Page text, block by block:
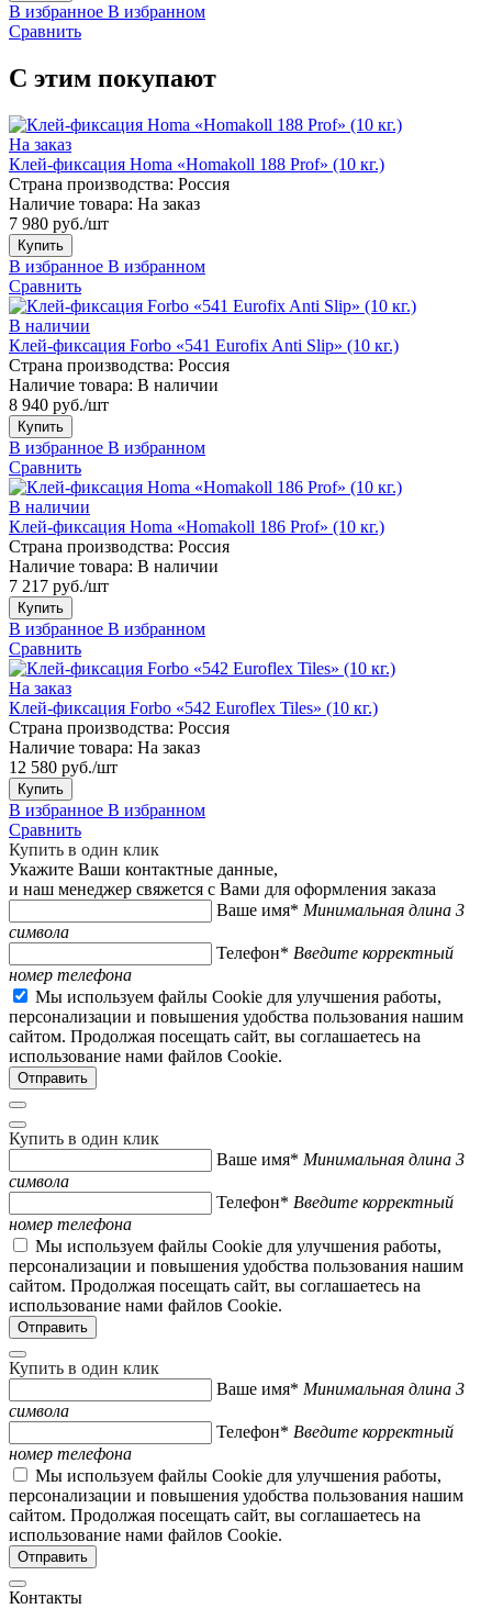
В избранное В избранном
Сравнить
С этим покупают
На заказ
Клей-фиксация Homa «Homakoll 188 Prof» (10 кг.)
Страна производства: Россия
Наличие товара: На заказ
7 980 руб./шт
Купить
В избранное В избранном
Сравнить
В наличии
Клей-фиксация Forbo «541 Eurofix Anti Slip» (10 кг.)
Страна производства: Россия
Наличие товара: В наличии
8 940 руб./шт
Купить
В избранное В избранном
Сравнить
В наличии
Клей-фиксация Homa «Homakoll 186 Prof» (10 кг.)
Страна производства: Россия
Наличие товара: В наличии
7 217 руб./шт
Купить
В избранное В избранном
Сравнить
На заказ
Клей-фиксация Forbo «542 Euroflex Tiles» (10 кг.)
Страна производства: Россия
Наличие товара: На заказ
12 580 руб./шт
Купить
В избранное В избранном
Сравнить
Купить в один клик
Укажите Ваши контактные данные,
и наш менеджер свяжется с Вами для оформления заказа
Ваше имя* Минимальная длина 3
символа
Телефон* Введите корректный
номер телефона
Мы используем файлы Cookie для улучшения работы,
персонализации и повышения удобства пользования нашим
сайтом. Продолжая посещать сайт, вы соглашаетесь на
использование нами файлов Cookie.
Купить в один клик
Ваше имя* Минимальная длина 3
символа
Телефон* Введите корректный
номер телефона
Мы используем файлы Cookie для улучшения работы,
персонализации и повышения удобства пользования нашим
сайтом. Продолжая посещать сайт, вы соглашаетесь на
использование нами файлов Cookie.
Купить в один клик
Ваше имя* Минимальная длина 3
символа
Телефон* Введите корректный
номер телефона
Мы используем файлы Cookie для улучшения работы,
персонализации и повышения удобства пользования нашим
сайтом. Продолжая посещать сайт, вы соглашаетесь на
использование нами файлов Cookie.
Контакты